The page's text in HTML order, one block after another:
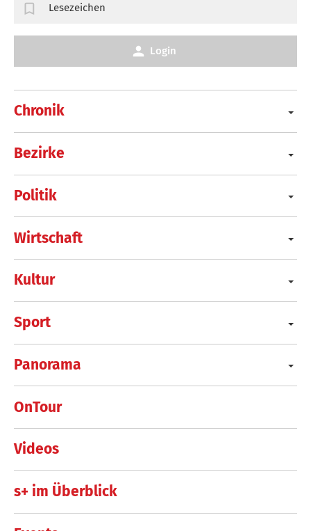
Chronik
Bezirke
Politik
Wirtschaft
Kultur
Sport
Panorama
OnTour
Videos
s+ im Überblick
Lesezeichen
Login